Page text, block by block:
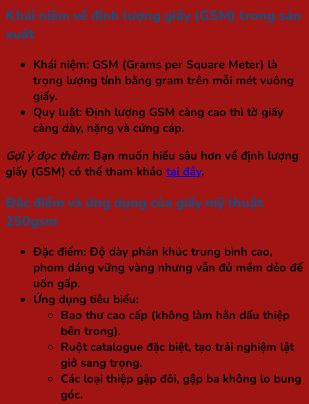
Khái niệm về định lượng giấy (GSM) trong sản
xuất
Khái niệm: GSM (Grams per Square Meter) là
trọng lượng tính bằng gram trên mỗi mét vuông
giấy.
Quy luật: Định lượng GSM càng cao thì tờ giấy
càng dày, nặng và cứng cáp.
Gợi ý đọc thêm: Bạn muốn hiểu sâu hơn về định lượng
giấy (GSM) có thể tham khảo tại đây.
Đặc điểm và ứng dụng của giấy mỹ thuật
250gsm
Đặc điểm: Độ dày phân khúc trung bình cao,
phom dáng vững vàng nhưng vẫn đủ mềm dẻo để
uốn gấp.
Ứng dụng tiêu biểu:
Bao thư cao cấp (không làm hằn dấu thiệp
bên trong).
Ruột catalogue đặc biệt, tạo trải nghiệm lật
giở sang trọng.
Các loại thiệp gập đôi, gập ba không lo bung
góc.